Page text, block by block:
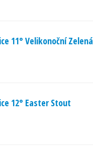
11° Velikonoční Zelená
12° Easter Stout